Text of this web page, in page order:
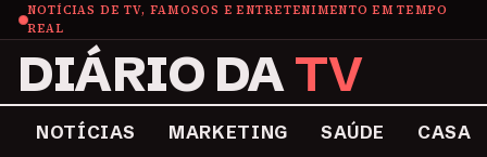
NOTÍCIAS DE TV, FAMOSOS E ENTRETENIMENTO EM TEMPO
REAL
DIÁRIO DATV
NOTÍCIAS MARKETING SAÚDE CASA